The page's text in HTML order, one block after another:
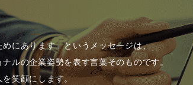
めにあります」というメッセージは、
ルの企業姿勢を表す言葉そのものです。
笑顔にします。